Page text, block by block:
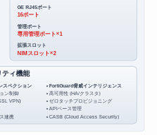
GE RJ45ポート
16ポート
管理ポート
専用管理ポート×1
拡張スロット
NIMスロット×2
ティ機能
スペクション
ン制御
VPN)
連携
• FortiGuard脅威インテリジェンス
• 高可用性 (HA/クラスタ)
• ゼロタッチプロビジョニング
• APIベース管理
• CASB (Cloud Access Security)